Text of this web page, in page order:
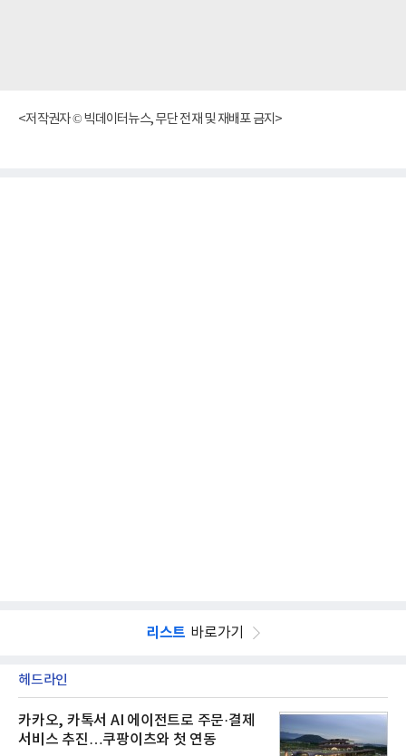
<저작권자 © 빅데이터뉴스, 무단 전재 및 재배포 금지>
리스트 바로가기
헤드라인
카카오, 카톡서 AI 에이전트로 주문·결제
서비스 추진…쿠팡이츠와 첫 연동